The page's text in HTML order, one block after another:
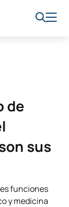
de
sus
funciones
y medicina